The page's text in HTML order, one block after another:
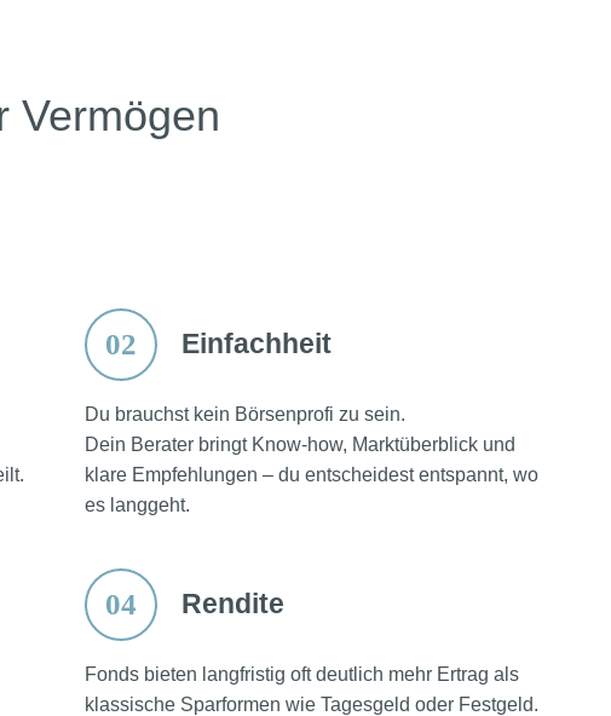
Vermögen
02 Einfachheit
Du brauchst kein Börsenprofi zu sein.
Dein Berater bringt Know-how, Marktüberblick und
klare Empfehlungen – du entscheidest entspannt, wo
es langgeht.
04 Rendite
Fonds bieten langfristig oft deutlich mehr Ertrag als
klassische Sparformen wie Tagesgeld oder Festgeld.